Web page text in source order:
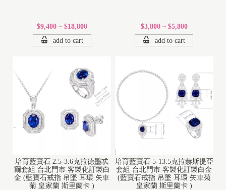
$9,400 ~ $18,800
add to cart
$3,800 ~ $5,800
add to cart
培育藍寶石 2.5-3.6克拉德墨忒
爾套組 台北門市 客製化訂製白
金 (藍寶石戒指 吊墜 耳環 矢車
菊 皇家蘭 斯里蘭卡 )
培育藍寶石 5-13.5克拉赫斯提亞
套組 台北門市 客製化訂製白金
(藍寶石戒指 吊墜 耳環 矢車菊
皇家蘭 斯里蘭卡 )